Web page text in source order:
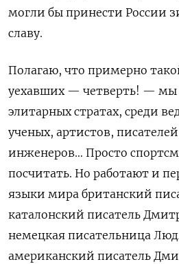
могли бы принести России
славу.
Полагаю, что примерно
уехавших — четверть! — мы
элитарных стратах, среди
ученых, артистов,
инженеров… Просто
посчитать. Но работают и
языки мира британский
каталонский писатель
немецкая писательница
американский писатель